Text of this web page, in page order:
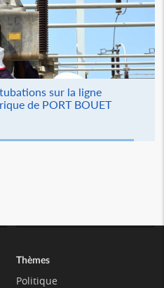
sur la ligne
de PORT BOUET
Thèmes
Politique